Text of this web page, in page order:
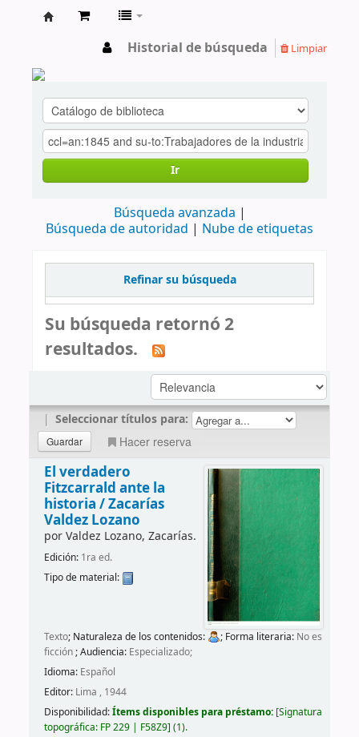
Historial de búsqueda Limpiar
Ir
Búsqueda avanzada
Búsqueda de autoridad
Nube de etiquetas
Refinar su búsqueda
Su búsqueda retornó 2
resultados.
| Seleccionar títulos para:
Hacer reserva
El verdadero
Fitzcarrald ante la
historia /Zacarías
Valdez Lozano
porValdez Lozano, Zacarías.
Edición: 1ra ed.
Tipo de material:
Texto; Naturaleza de los contenidos: ; Forma literaria: No es
ficción ; Audiencia: Especializado;
Idioma: Español
Editor: Lima , 1944
Disponibilidad:Ítems disponibles para préstamo: Signatura
topográfica: FP 229 | F58Z9 (1).